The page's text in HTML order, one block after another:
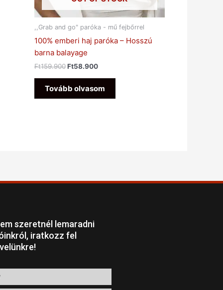
,,Grab and go" paróka - mű fejbőrrel
100% emberi haj paróka – Hosszú
barna balayage
Ft159.900 Ft58.900
Tovább olvasom
szeretnél lemaradni
iratkozz fel